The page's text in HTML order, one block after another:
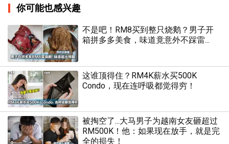
你可能也感兴趣
不是吧！RM8买到整只烧鹅？男子开
箱拼多多美食，味道竟意外不踩雷...
这谁顶得住？RM4K薪水买500K
Condo，现在连呼吸都觉得穷！
被掏空了...大马男子为越南女友砸超过
RM500K！他：如果现在放手，就是完
全的损失！